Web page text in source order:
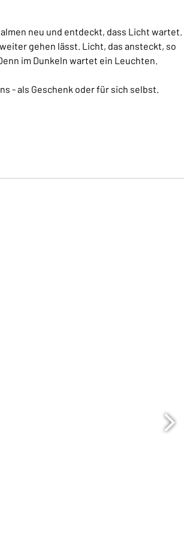
neu und entdeckt, dass Licht wartet.
gehen lässt. Licht, das ansteckt, so
im Dunkeln wartet ein Leuchten.
- als Geschenk oder für sich selbst.